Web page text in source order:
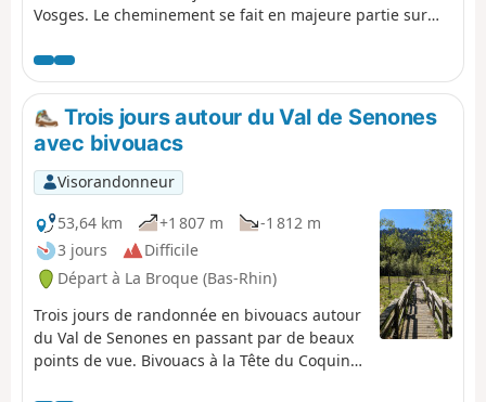
Vosges. Le cheminement se fait en majeure partie sur
est constitué de plaquettes sur lesquelles figurent un
logo VTT Orange ou Rouge accompagné de la mention
TMV (Traversée du Massif Vosgien). N.B. La première
partie de ce parcours (du départ au point (7)) se fait sur
route goudronnée.
Trois jours autour du Val de Senones
avec bivouacs
Visorandonneur
53,64 km
+1 807 m
-1 812 m
3 jours
Difficile
Départ à La Broque (Bas-Rhin)
Trois jours de randonnée en bivouacs autour
du Val de Senones en passant par de beaux
points de vue. Bivouacs à la Tête du Coquin